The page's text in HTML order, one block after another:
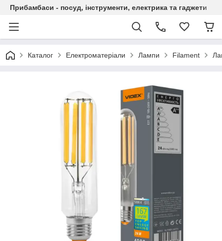
Прибамбаси - посуд, інструменти, електрика та гаджети
Каталог Електроматеріали Лампи Filament